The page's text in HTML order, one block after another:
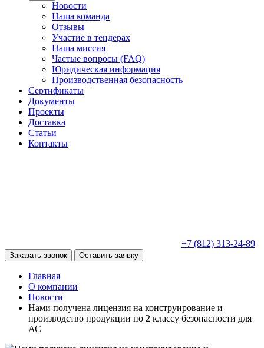
Новости
Наша команда
Отзывы
Участие в тендерах
Наша миссия
Частые вопросы (FAQ)
Юридическая информация
Производственная безопасность
Сертификаты
Документы
Проекты
Доставка
Статьи
Контакты
+7 (812) 313-24-89
Заказать звонок Оставить заявку
Главная
О компании
Новости
Нами получена лицензия на конструирование и
производство продукции по 2 классу безопасности для
АС